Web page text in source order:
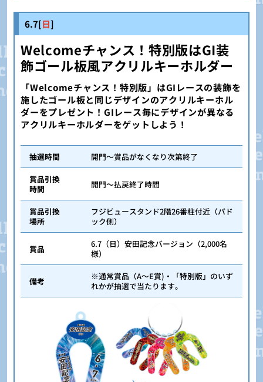
6.7[日]
Welcomeチャンス！特別版はGI装
飾ゴール板風アクリルキーホルダー
「Welcomeチャンス！特別版」はGIレースの装飾を
施したゴール板と同じデザインのアクリルキーホル
ダーをプレゼント！GIレース毎にデザインが異なる
アクリルキーホルダーをゲットしよう！
抽選時間
開門～賞品がなくなり次第終了
賞品引換
時間
開門～払戻終了時間
賞品引換
場所
フジビュースタンド2階26番柱付近（パド
ック側）
賞品
6.7（日）安田記念バージョン（2,000名
様）
備考
※通常賞品（A～E賞)・「特別版」のいず
れかが抽選で当たります。